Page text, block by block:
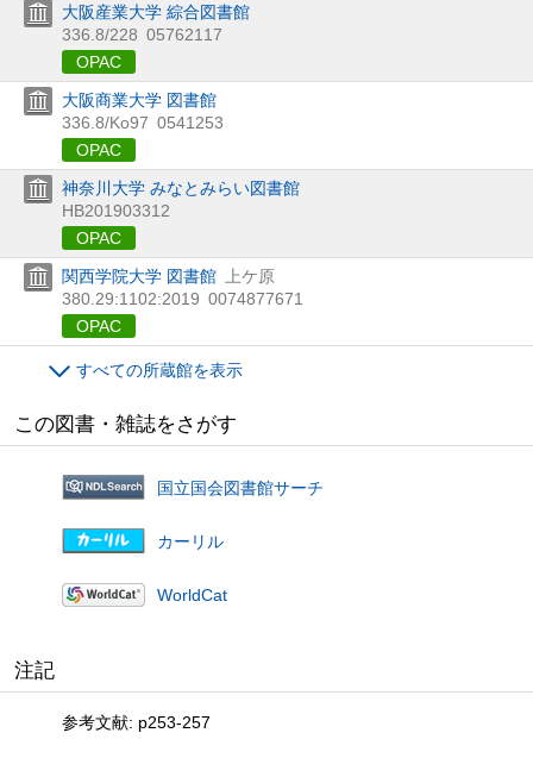
大阪産業大学 綜合図書館
336.8/228 05762117
OPAC
大阪商業大学 図書館
336.8/Ko97 0541253
OPAC
神奈川大学 みなとみらい図書館
HB201903312
OPAC
関西学院大学 図書館
上ケ原
380.29:1102:2019 0074877671
OPAC
すべての所蔵館を表示
この図書・雑誌をさがす
国立国会図書館サーチ
カーリル
WorldCat
注記
参考文献: p253-257